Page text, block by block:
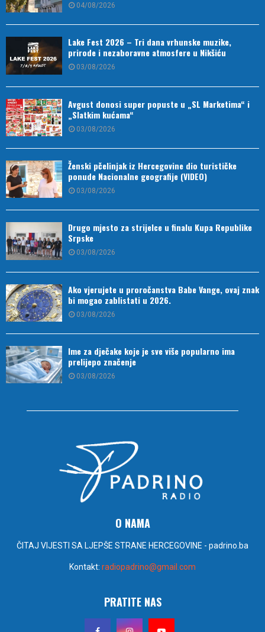
04/08/2026
Lake Fest 2026 – Tri dana vrhunske muzike,
prirode i nezaboravne atmosfere u Nikšiću
03/08/2026
Avgust donosi super popuste u „SL Marketima“ i
„Slatkim kućama“
03/08/2026
Ženski pčelinjak iz Hercegovine dio turističke
ponude Nacionalne geografije (VIDEO)
03/08/2026
Drugo mjesto za strijelce u finalu Kupa Republike
Srpske
03/08/2026
Ako vjerujete u proročanstva Babe Vange, ovaj znak
bi mogao zablistati u 2026.
03/08/2026
Ime za dječake koje je sve više popularno ima
prelijepo značenje
03/08/2026
O NAMA
ČITAJ VIJESTI SA LJEPŠE STRANE HERCEGOVINE - padrino.ba
Kontakt: radiopadrino@gmail.com
PRATITE NAS